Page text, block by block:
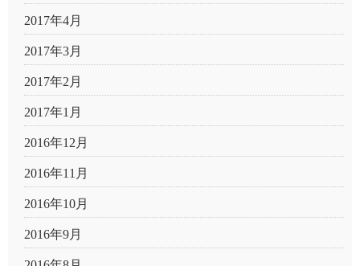
2017年4月
2017年3月
2017年2月
2017年1月
2016年12月
2016年11月
2016年10月
2016年9月